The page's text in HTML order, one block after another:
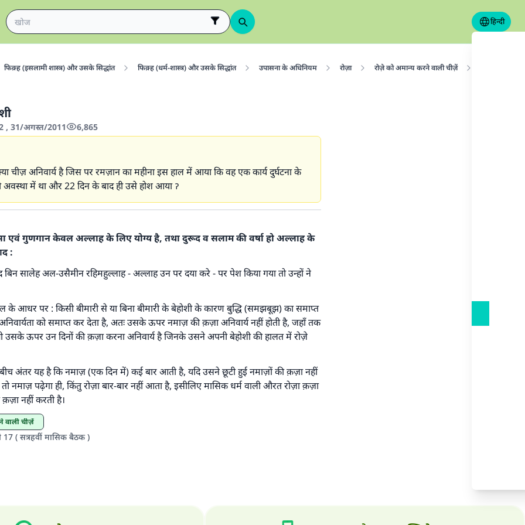
हिन्दी
फिक़्ह (इसलामी शास्त्र) और उसके सिद्धांत फिक़्ह (धर्म-शास्त्र) और उसके सिद्धांत उपासना के अधिनियम रोज़ा रोज़े को अमान्य करने वाली चीज़ें
, 31/अगस्त/2011 6,865
चीज़ अनिवार्य है जिस पर रमज़ान का महीना इस हाल में आया कि वह एक कार्य दुर्घटना के
अवस्था में था और 22 दिन के बाद ही उसे होश आया ॽ
एवं गुणगान केवल अल्लाह के लिए योग्य है, तथा दुरूद व सलाम की वर्षा हो अल्लाह के
:
बिन सालेह अल-उसैमीन रहिमहुल्लाह - अल्लाह उन पर दया करे - पर पेश किया गया तो उन्हों ने
के आधर पर : किसी बीमारी से या बिना बीमारी के बेहोशी के कारण बुद्धि (समझबूझ) का समाप्त
अनिवार्यता को समाप्त कर देता है, अतः उसके ऊपर नमाज़ की क़ज़ा अनिवार्य नहीं होती है, जहाँ तक
उसके ऊपर उन दिनों की क़ज़ा करना अनिवार्य है जिनके उसने अपनी बेहोशी की हालत में रोज़े
अंतर यह है कि नमाज़ (एक दिन में) कई बार आती है, यदि उसने छूटी हुई नमाज़ों की क़ज़ा नहीं
तो नमाज़ पढ़ेगा ही, किंतु रोज़ा बार-बार नहीं आता है, इसीलिए मासिक धर्म वाली औरत रोज़ा क़ज़ा
नहीं करती है।
वाली चीज़ें
17 ( सत्रहवीं मासिक बैठक )
उत्तर संख्या 110845 ने एक शादी बचाई।.
उम्मत के प्रश्नों का उत्तर देने में हमारी सहायता करें
अल्लाह के रसूल सल्लल्लाहु अलैहि व सल्लम ने फरमाया :
भलाई का मार्ग दर्शाए, उसके लिए उस भलाई के करने वाले के समान प्रतिफल
(मुस्लिम : 1893).